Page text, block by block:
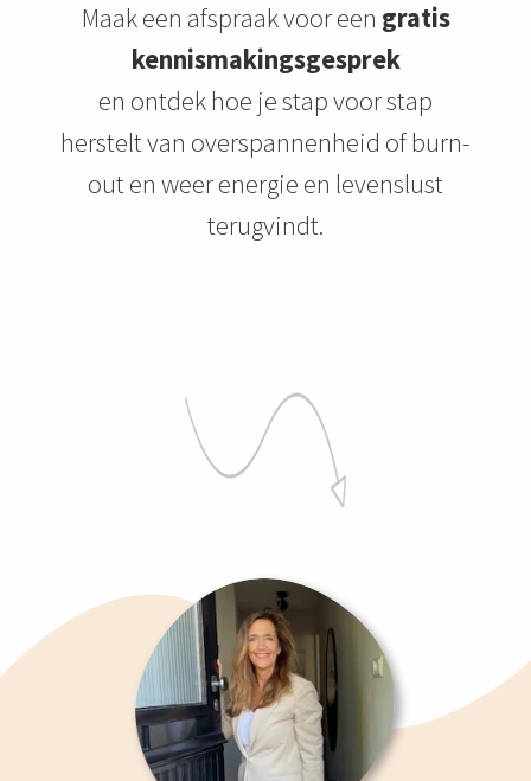
Maak een afspraak voor een gratis
kennismakingsgesprek
en ontdek hoe je stap voor stap
herstelt van overspannenheid of burn-
out en weer energie en levenslust
terugvindt.